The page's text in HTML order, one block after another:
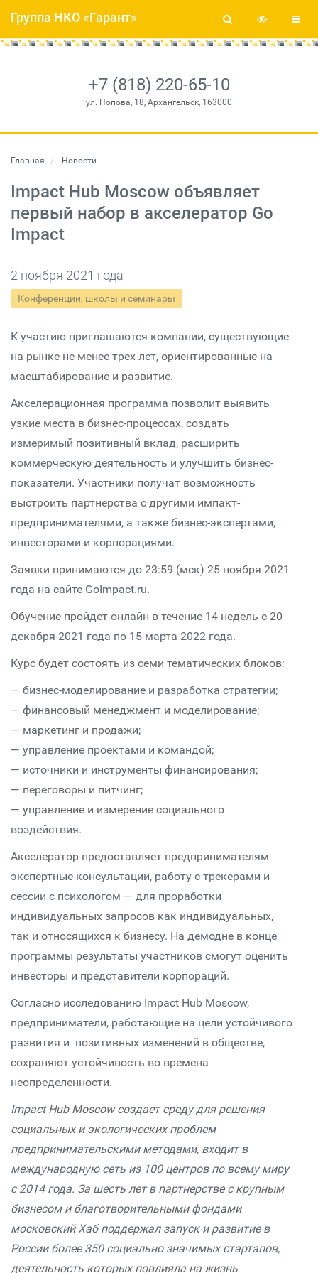
+7 (818) 220-65-10
ул. Попова, 18, Архангельск, 163000
Группа НКО «Гарант»
Главная Новости
Impact Hub Moscow объявляет
первый набор в акселератор Go
Impact
2 ноября 2021 года
Конференции, школы и семинары
К участию приглашаются компании, существующие
на рынке не менее трех лет, ориентированные на
масштабирование и развитие.
Акселерационная программа позволит выявить
узкие места в бизнес-процессах, создать
измеримый позитивный вклад, расширить
коммерческую деятельность и улучшить бизнес-
показатели. Участники получат возможность
выстроить партнерства с другими импакт-
предпринимателями, а также бизнес-экспертами,
инвесторами и корпорациями.
Заявки принимаются до 23:59 (мск) 25 ноября 2021
года на сайте GoImpact.ru.
Обучение пройдет онлайн в течение 14 недель с 20
декабря 2021 года по 15 марта 2022 года.
Курс будет состоять из семи тематических блоков:
— бизнес-моделирование и разработка стратегии;
— финансовый менеджмент и моделирование;
— маркетинг и продажи;
— управление проектами и командой;
— источники и инструменты финансирования;
— переговоры и питчинг;
— управление и измерение социального
воздействия.
Акселератор предоставляет предпринимателям
экспертные консультации, работу с трекерами и
сессии с психологом — для проработки
индивидуальных запросов как индивидуальных,
так и относящихся к бизнесу. На демодне в конце
программы результаты участников смогут оценить
инвесторы и представители корпораций.
Согласно исследованию Impact Hub Moscow,
предприниматели, работающие на цели устойчивого
развития и позитивных изменений в обществе,
сохраняют устойчивость во времена
неопределенности.
Impact Hub Moscow создает среду для решения
социальных и экологических проблем
предпринимательскими методами, входит в
международную сеть из 100 центров по всему миру
с 2014 года. За шесть лет в партнерстве с крупным
бизнесом и благотворительными фондами
московский Хаб поддержал запуск и развитие в
России более 350 социально значимых стартапов,
деятельность которых повлияла на жизнь